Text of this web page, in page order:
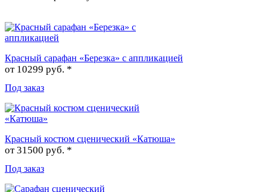
Красный сарафан «Березка» с аппликацией
от 10299 руб. *
Под заказ
Красный костюм сценический «Катюша»
от31500 руб. *
Под заказ